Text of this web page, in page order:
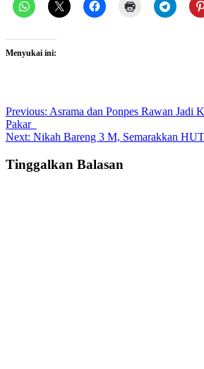
Menyukai ini:
Post
navigation
Previous: Asrama dan Ponpes Rawan Jadi
Pakar
Next: Nikah Bareng 3 M, Semarakkan
Tinggalkan Balasan